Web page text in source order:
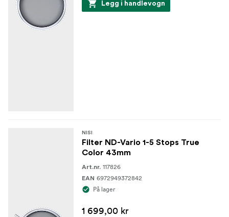
En valgfri roterende spak som kan fjernes
Større gjenger foran for å unngå vignettering på
Legg i handlevogn
NISI
Filter ND-Vario 1-5 Stops True
Color 43mm
Art.nr. 117826
EAN 6972949372842
På lager
1 699,00 kr